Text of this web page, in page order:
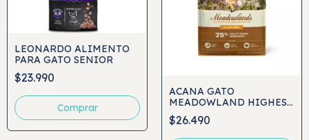
LEONARDO ALIMENTO
PARA GATO SENIOR
$23.990
Comprar
ACANA GATO
MEADOWLAND HIGHEST
PROTEIN
$26.490